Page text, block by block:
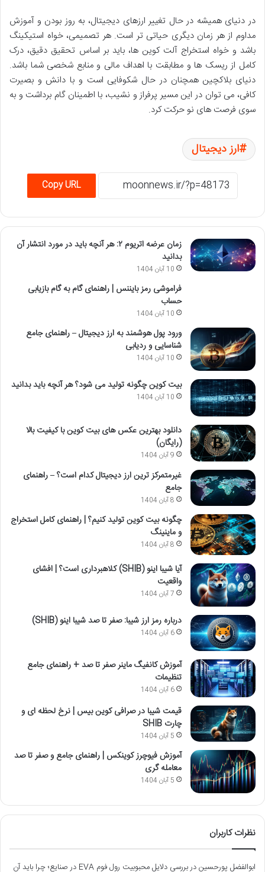
در دنیای همیشه در حال تغییر ارزهای دیجیتال، به روز بودن و آموزش
مداوم از هر زمان دیگری حیاتی تر است. هر تصمیمی، خواه استیکینگ
باشد و خواه استخراج آلت کوین ها، باید بر اساس تحقیق دقیق، درک
کامل از ریسک ها و مطابقت با اهداف مالی و منابع شخصی شما باشد.
دنیای بلاکچین همچنان در حال شکوفایی است و با دانش و بصیرت
کافی، می توان در این مسیر پرفراز و نشیب، با اطمینان گام برداشت و به
سوی فرصت های نو حرکت کرد.
ارز دیجیتال
Copy URL
زمان عرضه اتریوم ۲: هر آنچه باید در مورد انتشار آن
بدانید
10 آبان 1404
فراموشی رمز بایننس | راهنمای گام به گام بازیابی
حساب
10 آبان 1404
ورود پول هوشمند به ارز دیجیتال – راهنمای جامع
شناسایی و ردیابی
10 آبان 1404
بیت کوین چگونه تولید می شود؟ هر آنچه باید بدانید
10 آبان 1404
دانلود بهترین عکس های بیت کوین با کیفیت بالا
(رایگان)
9 آبان 1404
غیرمتمرکز ترین ارز دیجیتال کدام است؟ – راهنمای
جامع
8 آبان 1404
چگونه بیت کوین تولید کنیم؟ | راهنمای کامل استخراج
و ماینینگ
8 آبان 1404
آیا شیبا اینو (SHIB) کلاهبرداری است؟ | افشای
واقعیت
7 آبان 1404
درباره رمز ارز شیبا: صفر تا صد شیبا اینو (SHIB)
6 آبان 1404
آموزش کانفیگ ماینر صفر تا صد + راهنمای جامع
تنظیمات
6 آبان 1404
قیمت شیبا در صرافی کوین بیس | نرخ لحظه ای و
چارت SHIB
5 آبان 1404
آموزش فیوچرز کوینکس | راهنمای جامع و صفر تا صد
معامله گری
5 آبان 1404
نظرات کاربران
ابوالفضل پورحسیندر بررسی دلایل محبوبیت رول فوم EVA در صنایع؛ چرا باید آن